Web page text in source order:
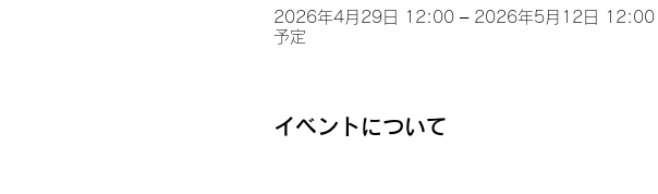
2026年4月29日 12:00 – 2026年5月12日 12:00
予定
イベントについて